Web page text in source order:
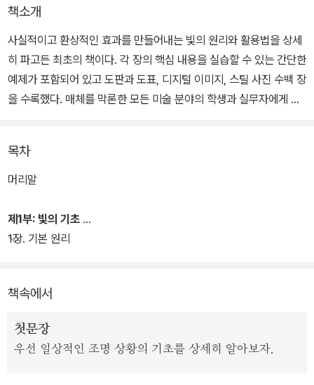
책소개
사실적이고 환상적인 효과를 만들어내는 빛의 원리와 활용법을 상세
히 파고든 최초의 책이다. 각 장의 핵심 내용을 실습할 수 있는 간단한
예제가 포함되어 있고 도판과 도표, 디지털 이미지, 스틸 사진 수백 장
을 수록했다. 매체를 막론한 모든 미술 분야의 학생과 실무자에게 유
목차
머리말
제1부: 빛의 기초
1장. 기본 원리
책속에서
첫문장
우선 일상적인 조명 상황의 기초를 상세히 알아보자.